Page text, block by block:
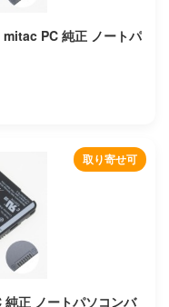
取り寄せ可